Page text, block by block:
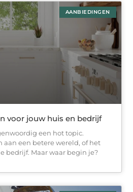
AANBIEDINGEN
voor jouw huis en bedrijf
een hot topic.
aan een betere wereld, of het
bedrijf. Maar waar begin je?